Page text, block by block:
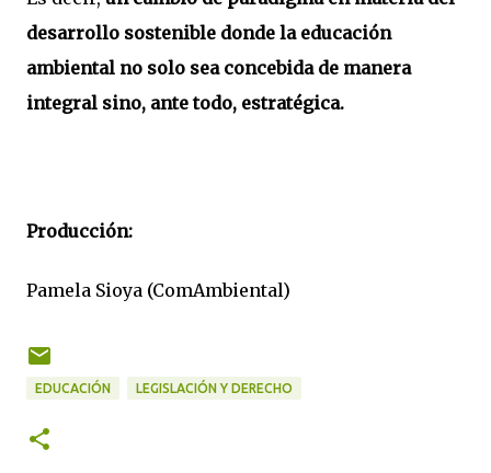
desarrollo sostenible donde la educación
ambiental no solo sea concebida de manera
integral sino, ante todo, estratégica.
Producción:
Pamela Sioya (ComAmbiental)
EDUCACIÓN LEGISLACIÓN Y DERECHO